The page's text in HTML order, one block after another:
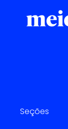
Seções